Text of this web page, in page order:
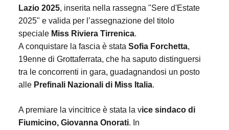
Lazio 2025, inserita nella rassegna "Sere d'Estate
2025" e valida per l’assegnazione del titolo
speciale Miss Riviera Tirrenica.
A conquistare la fascia è stata Sofia Forchetta,
19enne di Grottaferrata, che ha saputo distinguersi
tra le concorrenti in gara, guadagnandosi un posto
alle Prefinali Nazionali di Miss Italia.
A premiare la vincitrice è stata la vice sindaco di
Fiumicino, Giovanna Onorati. In